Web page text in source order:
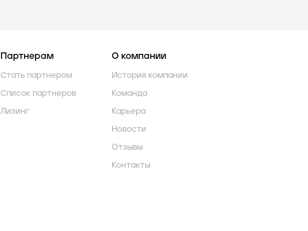
Партнерам
Стать партнером
Список партнеров
Лизинг
О компании
История компании
Команда
Карьера
Новости
Отзывы
Контакты